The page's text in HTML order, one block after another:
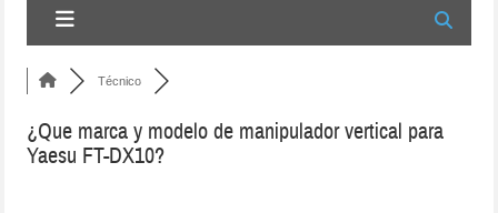
Técnico
¿Que marca y modelo de manipulador vertical para
Yaesu FT-DX10?